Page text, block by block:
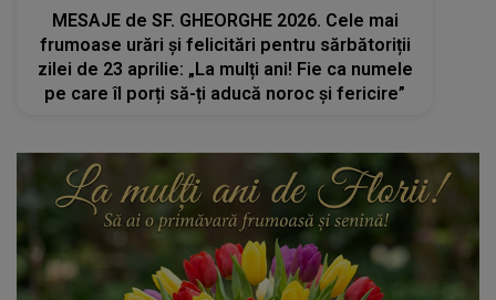
MESAJE de SF. GHEORGHE 2026. Cele mai
frumoase urări și felicitări pentru sărbătoriții
zilei de 23 aprilie: „La mulți ani! Fie ca numele
pe care îl porți să-ți aducă noroc și fericire”